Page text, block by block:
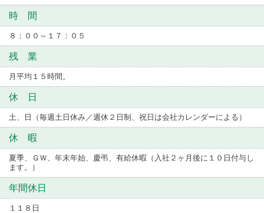
時 間
８：００～１７：０５
残 業
月平均１５時間。
休 日
土、日（毎週土日休み／週休２日制、祝日は会社カレンダーによる）
休 暇
夏季、ＧＷ、年末年始、慶弔、有給休暇（入社２ヶ月後に１０日付与し
ます。）
年間休日
１１８日